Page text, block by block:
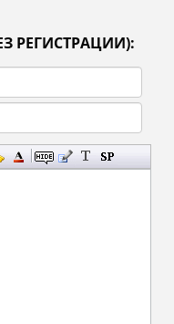
РЕГИСТРАЦИИ):